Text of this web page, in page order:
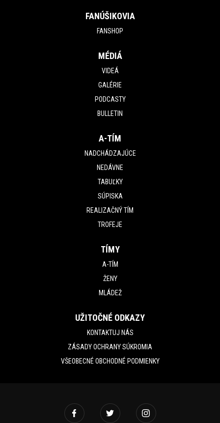
FANÚŠIKOVIA
FANSHOP
MÉDIÁ
VIDEÁ
GALÉRIE
PODCASTY
BULLETIN
A-TÍM
NADCHÁDZAJÚCE
NEDÁVNE
TABUĽKY
SÚPISKA
REALIZAČNÝ TÍM
TROFEJE
TÍMY
A-TÍM
ŽENY
MLÁDEŽ
UŽITOČNÉ ODKAZY
KONTAKTUJ NÁS
ZÁSADY OCHRANY SÚKROMIA
VŠEOBECNÉ OBCHODNÉ PODMIENKY